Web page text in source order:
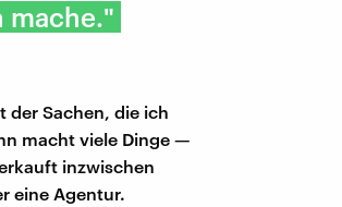
mache."
der Sachen, die ich
macht viele Dinge —
inzwischen
eine Agentur.